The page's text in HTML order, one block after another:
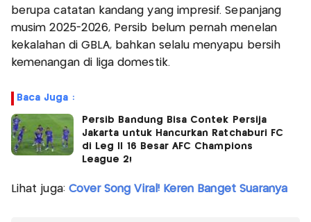
berupa catatan kandang yang impresif. Sepanjang
musim 2025-2026, Persib belum pernah menelan
kekalahan di GBLA, bahkan selalu menyapu bersih
kemenangan di liga domestik.
Baca Juga :
Persib Bandung Bisa Contek Persija
Jakarta untuk Hancurkan Ratchaburi FC
di Leg II 16 Besar AFC Champions
League 2!
Lihat juga: Cover Song Viral! Keren Banget Suaranya